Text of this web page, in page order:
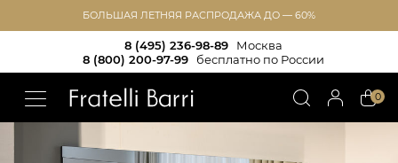
БОЛЬШАЯ ЛЕТНЯЯ РАСПРОДАЖА ДО — 60%
8 (495) 236-98-89
Москва
8 (800) 200-97-99
бесплатно по России
0